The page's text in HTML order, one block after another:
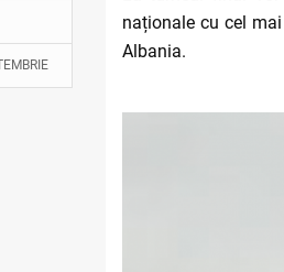
naționale cu cel
Albania.